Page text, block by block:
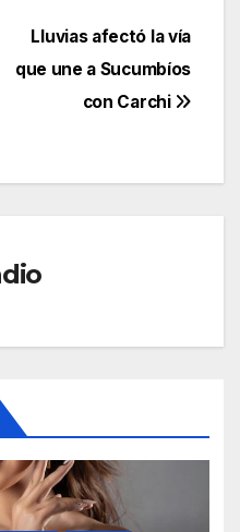
Lluvias afectó la vía
que une a Sucumbíos
con Carchi